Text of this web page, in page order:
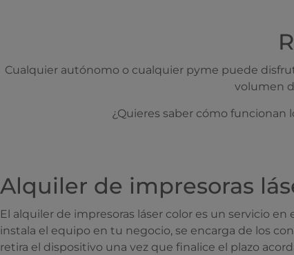
Cualquier autónomo o cualquier pyme puede
volumen
¿Quieres saber cómo funcionan
Alquiler de impresoras
El alquiler de impresoras láser color es un servicio
instala el equipo en tu negocio, se encarga de los
retira el dispositivo una vez que finalice el plazo